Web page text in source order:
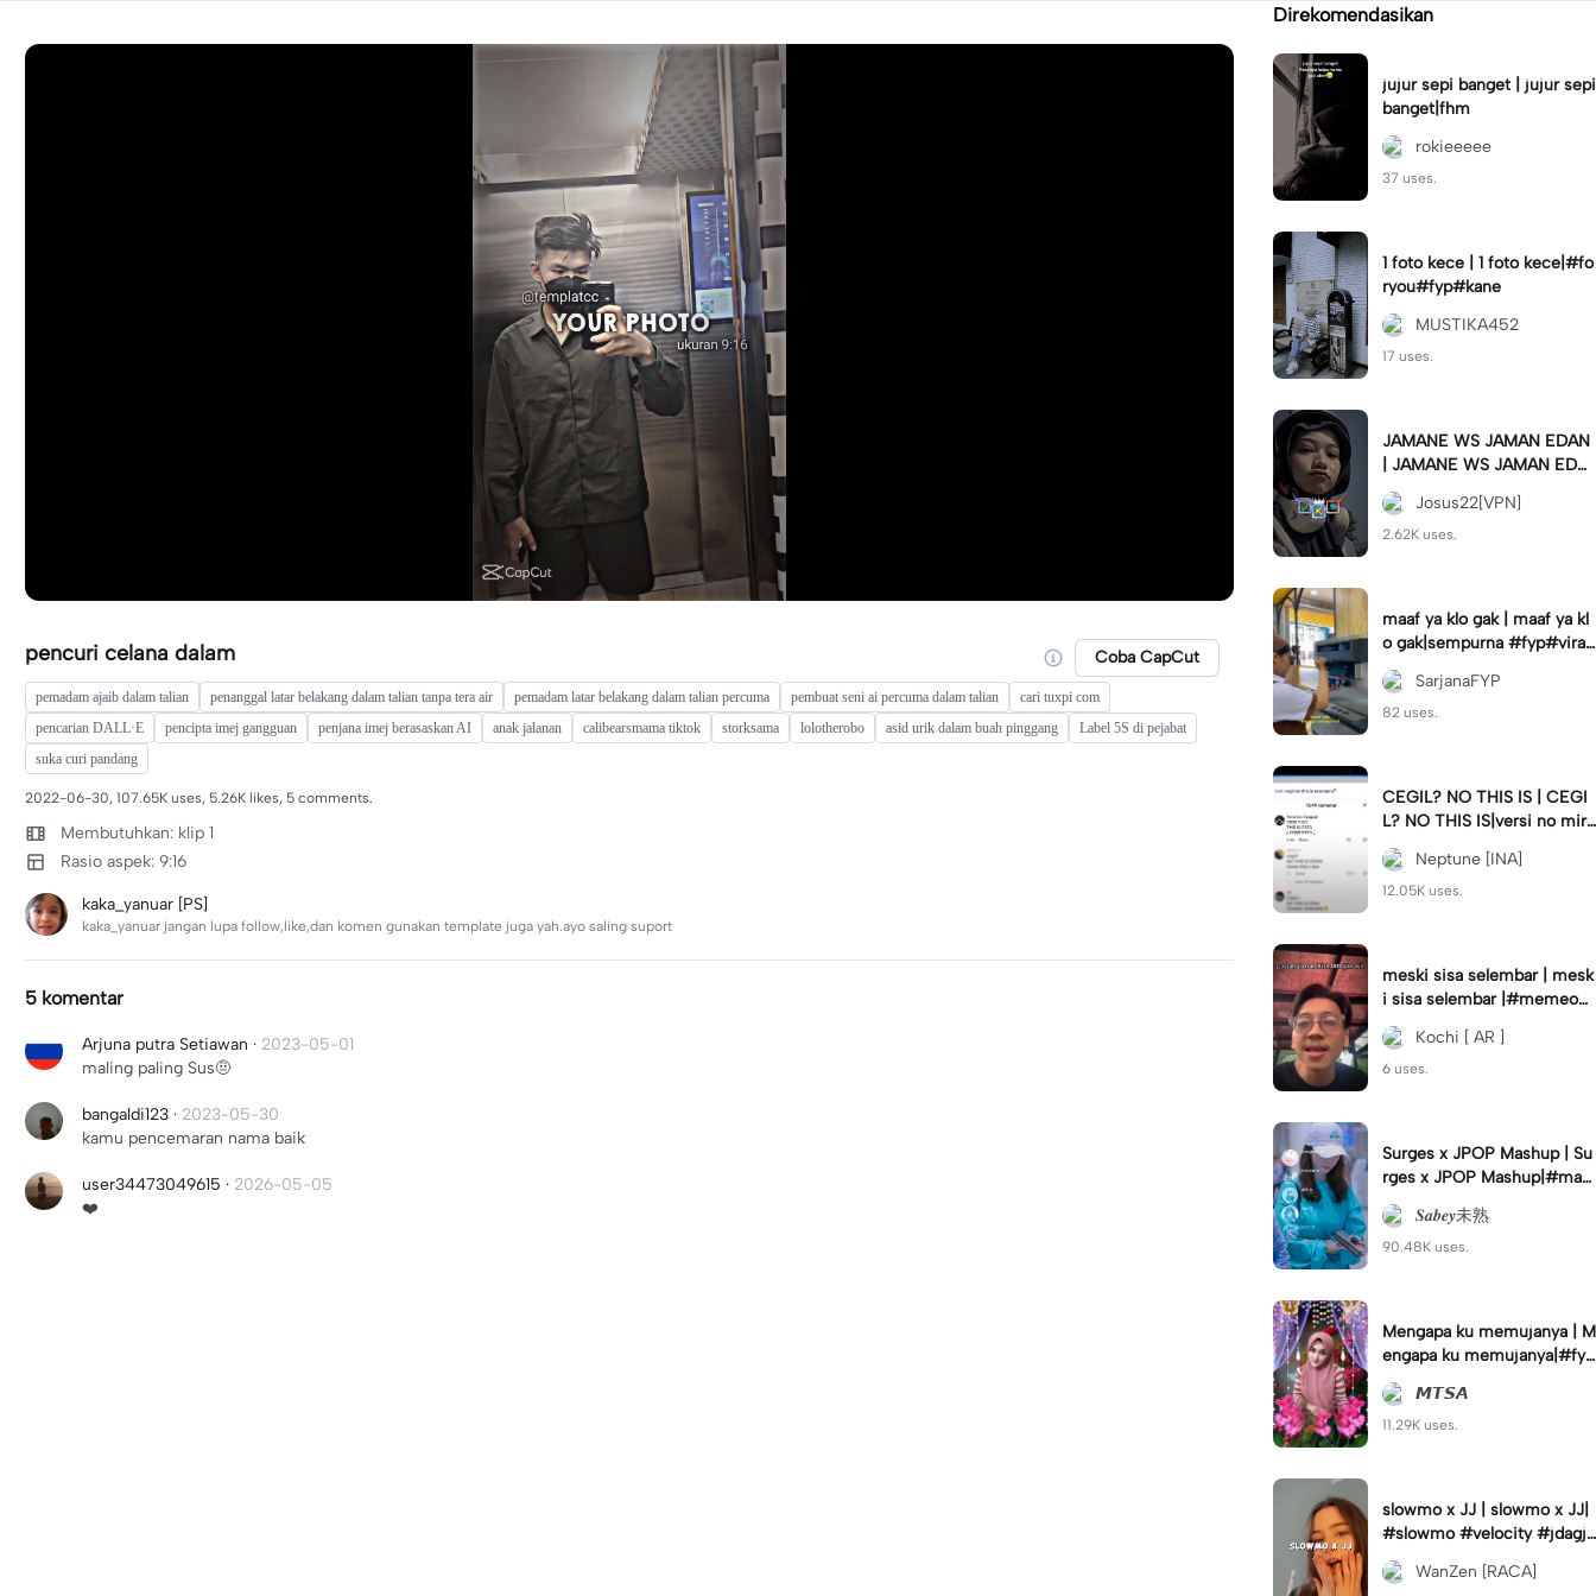
pencuri celana dalam Coba CapCut
pemadam ajaib dalam talian penanggal latar belakang dalam talian tanpa tera air pemadam latar belakang dalam talian percuma pembuat seni ai percuma dalam talian
cari tuxpi com
pencarian DALL·E
pencipta imej gangguan penjana imej berasaskan AI anak jalanan calibearsmama tiktok storksama lolotherobo asid urik dalam buah pinggang
Label 5S di pejabat
suka curi pandang
2022-06-30, 107.65K uses, 5.26K likes, 5 comments.
Membutuhkan: klip 1
Rasio aspek: 9:16
kaka_yanuar [PS]
kaka_yanuar jangan lupa follow,like,dan komen gunakan template juga yah.ayo saling suport
5 komentar
Arjuna putra Setiawan · 2023-05-01
maling paling Sus🤨
bangaldi123 · 2023-05-30
kamu pencemaran nama baik
user34473049615 · 2026-05-05
❤️
Direkomendasikan
jujur sepi banget | jujur sepi
banget|fhm
rokieeeee
37 uses.
1 foto kece | 1 foto kece|#fo
ryou#fyp#kane
MUSTIKA452
17 uses.
JAMANE WS JAMAN EDAN
| JAMANE WS JAMAN EDA
N|JJ COLLAB#jjtipis#ekspr
esikan2023#teamvpn#fyp
Josus22[VPN]
2.62K uses.
maaf ya klo gak | maaf ya kl
o gak|sempurna #fyp#viral
#trend#foryou#viraltiktok
SarjanaFYP
82 uses.
CEGIL? NO THIS IS | CEGI
L? NO THIS IS|versi no mirr
or #jjtipis#trendtiktok
Neptune [INA]
12.05K uses.
meski sisa selembar | mesk
i sisa selembar |#memeop
ening#jjcapcut#viraltiktok
#fypcapcut🔥🔥🔥
Kochi [ AR ]
6 uses.
Surges x JPOP Mashup | Su
rges x JPOP Mashup|#mas
hup#sabey#sabeytemplate
#sabeylirik#fyp#trend
𝑺𝒂𝒃𝒆𝒚未熟
90.48K uses.
Mengapa ku memujanya | M
engapa ku memujanya|#fyp
#dangdut#lesti#statushari
an#viral𝙈𝙏𝙎𝘼
11.29K uses.
slowmo x JJ | slowmo x JJ|
#slowmo #velocity #jdagjd
ug #wanzen
WanZen [RACA]